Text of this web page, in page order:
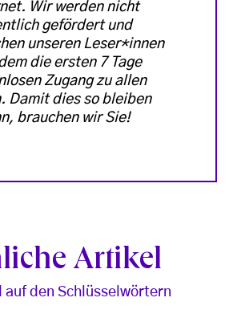
Wir werden nicht
gefördert und
unseren Leser*innen
die ersten 7 Tage
Zugang zu allen
Damit dies so bleiben
brauchen wir Sie!
Artikel
auf den Schlüsselwörtern